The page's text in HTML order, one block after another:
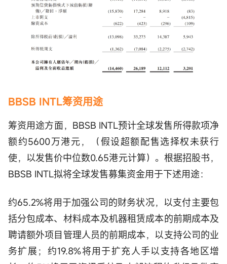
BBSB INTL筹资用途
筹资用途方面，BBSB INTL预计全球发售所得款项净
额约5600万港元，（假设超额配售选择权未获行
使，以发售价中位数0.65港元计算）。根据招股书，
BBSB INTL拟将全球发售募集资金用于下述用途：
约65.2%将用于加强公司的财务状况，以支付主要包
括分包成本、材料成本及机器租赁成本的前期成本及
聘请额外项目管理人员的前期成本，以支持公司的业
务扩展；约19.8%将用于扩充人手以支持各地区增